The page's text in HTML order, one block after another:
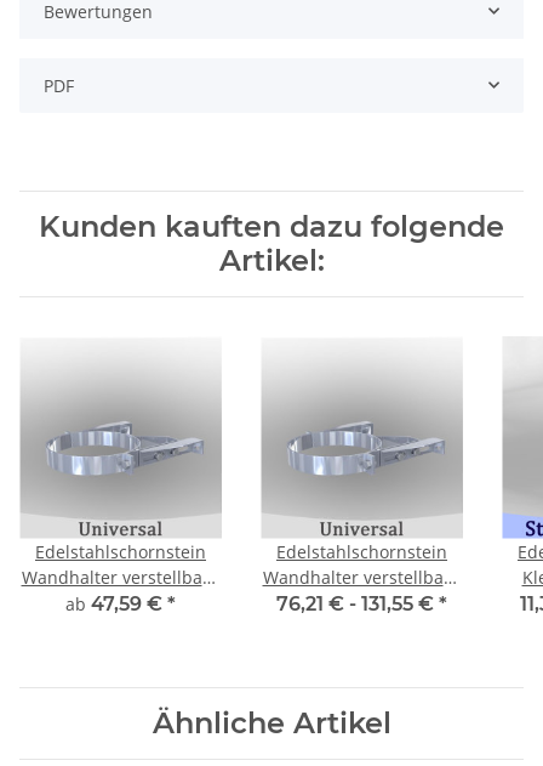
Bewertungen
PDF
Kunden kauften dazu folgende
Artikel:
Edelstahlschornstein
Wandhalter verstellbar -
330 mm
ab 47,59 € *
Edelstahlschornstein
Wandhalter verstellbar -
530 mm
76,21 € - 131,55 € *
Ähnliche Artikel